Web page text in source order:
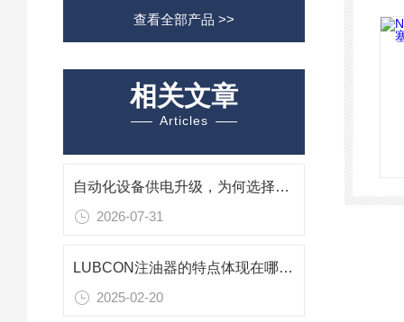
查看全部产品 >>
相关文章
Articles
自动化设备供电升级，为何选择德国Kniel CAD24.1直流电源？
2026-07-31
LUBCON注油器的特点体现在哪些方面？
2025-02-20